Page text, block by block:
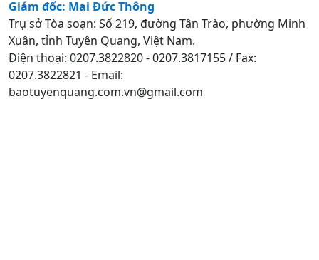
Giám đốc: Mai Đức Thông
Trụ sở Tòa soạn: Số 219, đường Tân Trào, phường Minh
Xuân, tỉnh Tuyên Quang, Việt Nam.
Điện thoại: 0207.3822820 - 0207.3817155 / Fax:
0207.3822821 - Email:
baotuyenquang.com.vn@gmail.com